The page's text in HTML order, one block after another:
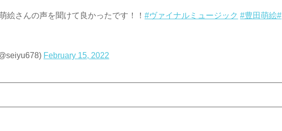
絵さんの声を聞けて良かったです！！#ヴァイナルミュージック #豊田萌絵#
February 15, 2022